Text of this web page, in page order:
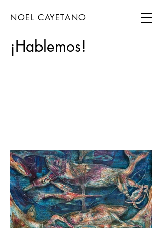
NOEL CAYETANO
¡Hablemos!